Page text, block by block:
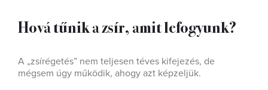
Hová tűnik a zsír, amit lefogyunk?
A „zsírégetés” nem teljesen téves kifejezés, de
mégsem úgy működik, ahogy azt képzeljük.